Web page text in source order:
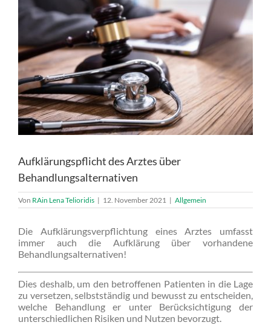
Bild
Aufklärungspflicht des Arztes über
Behandlungsalternativen
Von RAin Lena Telioridis | 12. November 2021 | Allgemein
Die Aufklärungsverpflichtung eines Arztes umfasst
immer auch die Aufklärung über vorhandene
Behandlungsalternativen!
Dies deshalb, um den betroffenen Patienten in die Lage
zu versetzen, selbstständig und bewusst zu entscheiden,
welche Behandlung er unter Berücksichtigung der
unterschiedlichen Risiken und Nutzen bevorzugt.